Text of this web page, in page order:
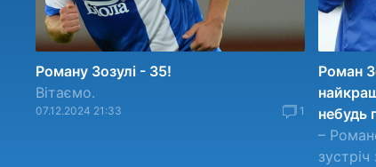
Роману Зозулі - 35!
Вітаємо.
07.12.2024 21:33 1
Роман
небудь
–